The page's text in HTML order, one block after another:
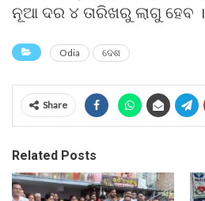
ନୂଆ ଦର ୪ ତାରିଖରୁ ଲାଗୁ ହେବ ।
Odia ଦେଶ
Share
Related Posts